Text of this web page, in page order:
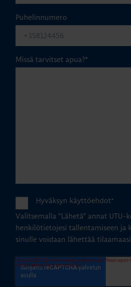
Puhelinnumero
Missä tarvitset apua?*
Hyväksyn käyttöehdot*
Valitsemalla "Lähetä" annat UTU-
henkilötietojesi tallentamiseen ja
sinulle voidaan lähettää